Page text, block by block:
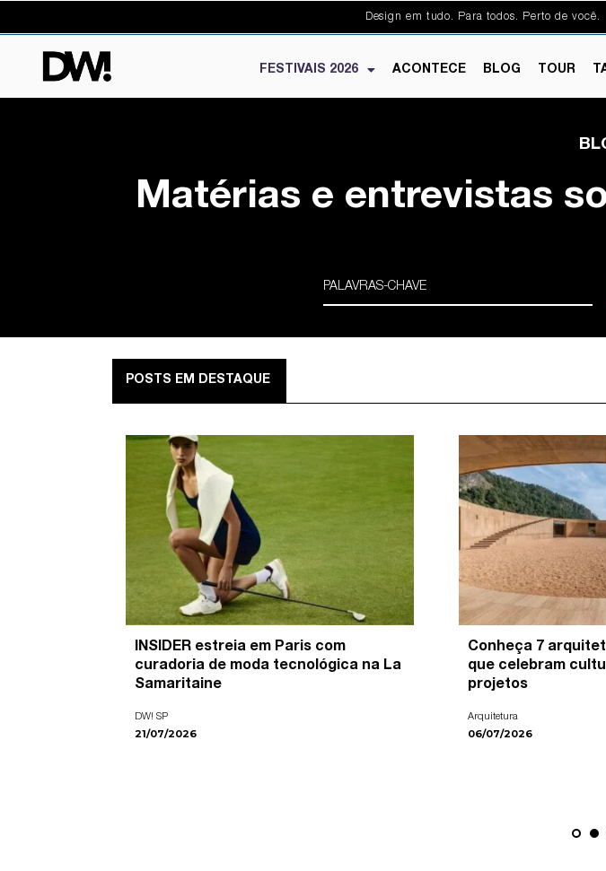
Design em tudo. Para todos. Perto de você.
FESTIVAIS 2026 ACONTECE BLOG TOUR
Matérias e entrevistas
POSTS EM DESTAQUE
INSIDER estreia em Paris com
curadoria de moda tecnológica na La
Samaritaine
DW! SP
21/07/2026
Conheça 7
que celebram
projetos
Arquitetura
06/07/2026